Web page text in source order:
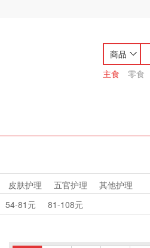
商品
主食
零食
皮肤护理 五官护理
其他护理
54-81元 81-108元